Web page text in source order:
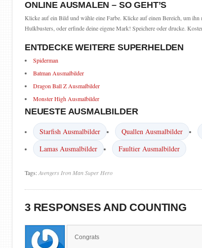
ONLINE AUSMALEN – SO GEHT’S
Klicke auf ein Bild und wähle eine Farbe. Klicke auf einen Bereich, um
Hulkbusters, oder erfinde deine eigene Mark! Speichere oder drucke.
ENTDECKE WEITERE SUPERHELDEN
Spiderman
Batman Ausmalbilder
Dragon Ball Z Ausmalbilder
Monster High Ausmalbilder
NEUESTE AUSMALBILDER
Starfish Ausmalbilder Quallen Ausmalbilder
Lamas Ausmalbilder
Faultier Ausmalbilder
Tags:Avengers Iron ManSuper Hero
3 RESPONSES AND COUNTING
Congrats